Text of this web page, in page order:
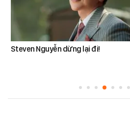
Steven Nguyễn dừng lại đi!